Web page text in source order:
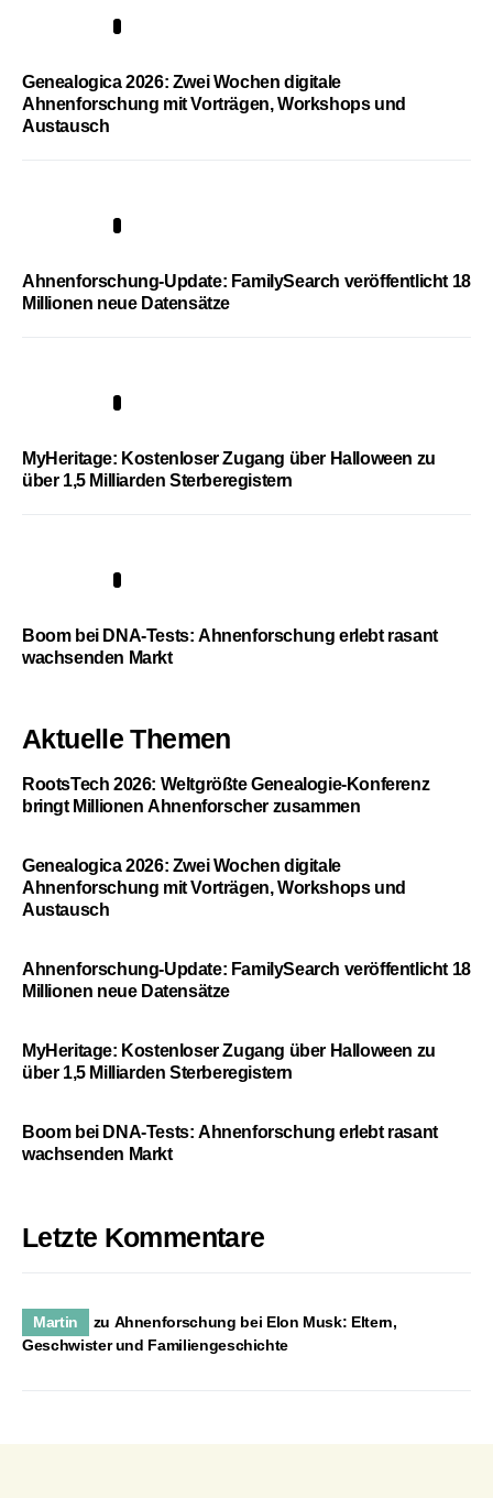
Genealogica 2026: Zwei Wochen digitale
Ahnenforschung mit Vorträgen, Workshops und
Austausch
Ahnenforschung-Update: FamilySearch veröffentlicht 18
Millionen neue Datensätze
MyHeritage: Kostenloser Zugang über Halloween zu
über 1,5 Milliarden Sterberegistern
Boom bei DNA-Tests: Ahnenforschung erlebt rasant
wachsenden Markt
Aktuelle Themen
RootsTech 2026: Weltgrößte Genealogie-Konferenz
bringt Millionen Ahnenforscher zusammen
Genealogica 2026: Zwei Wochen digitale
Ahnenforschung mit Vorträgen, Workshops und
Austausch
Ahnenforschung-Update: FamilySearch veröffentlicht 18
Millionen neue Datensätze
MyHeritage: Kostenloser Zugang über Halloween zu
über 1,5 Milliarden Sterberegistern
Boom bei DNA-Tests: Ahnenforschung erlebt rasant
wachsenden Markt
Letzte Kommentare
Martin zu Ahnenforschung bei Elon Musk: Eltern,
Geschwister und Familiengeschichte